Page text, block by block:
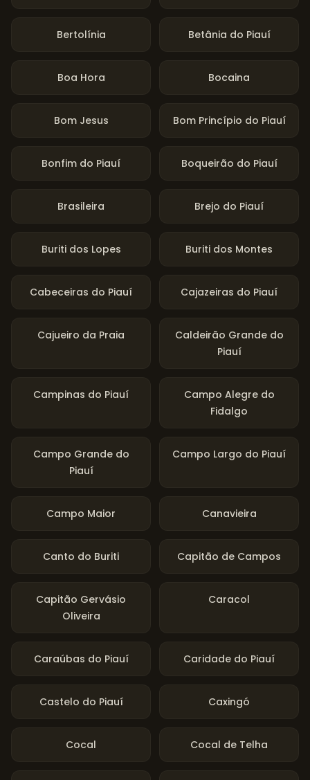
Bertolínia Betânia do Piauí
Boa Hora Bocaina
Bom Jesus Bom Princípio do Piauí
Bonfim do Piauí Boqueirão do Piauí
Brasileira Brejo do Piauí
Buriti dos Lopes Buriti dos Montes
Cabeceiras do Piauí Cajazeiras do Piauí
Cajueiro da Praia
Caldeirão Grande do
Piauí
Campinas do Piauí
Campo Alegre do
Fidalgo
Campo Grande do
Piauí
Campo Largo do Piauí
Campo Maior Canavieira
Canto do Buriti Capitão de Campos
Capitão Gervásio
Oliveira
Caracol
Caraúbas do Piauí Caridade do Piauí
Castelo do Piauí Caxingó
Cocal Cocal de Telha